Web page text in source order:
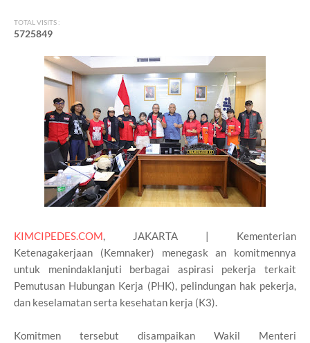
TOTAL VISITS :
5725849
KIMCIPEDES.COM, JAKARTA | Kementerian
Ketenagakerjaan (Kemnaker) menegask an komitmennya
untuk menindaklanjuti berbagai aspirasi pekerja terkait
Pemutusan Hubungan Kerja (PHK), pelindungan hak pekerja,
dan keselamatan serta kesehatan kerja (K3).
Komitmen tersebut disampaikan Wakil Menteri